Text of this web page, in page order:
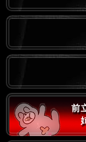
前